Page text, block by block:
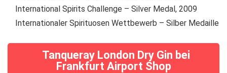
International Spirits Challenge – Silver Medal, 2009
Internationaler Spirituosen Wettbewerb – Silber Medaille
Tanqueray London Dry Gin bei
Frankfurt Airport Shop